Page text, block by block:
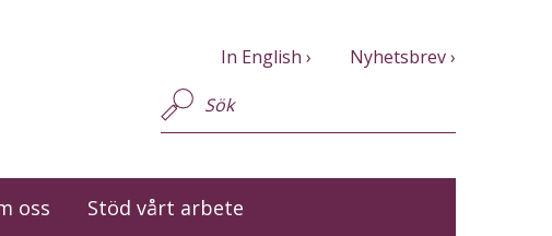
oss Stöd vårt arbete
In English Nyhetsbrev